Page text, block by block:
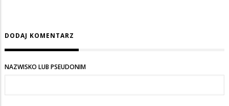
DODAJ KOMENTARZ
NAZWISKO LUB PSEUDONIM